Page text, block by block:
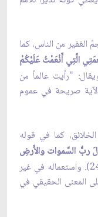
الغفير من الناس، كما
الَّتِي أَنْعَمْتُ عَلَيْكُمْ
ويقال: "رأيت عالماً من
الآية صريحة في عموم
كما في قوله
ربُّ السَّموات والأَرضِ
(الشعراء:23 ـ 24). واستعماله في غير
المعنى الحقيقي في